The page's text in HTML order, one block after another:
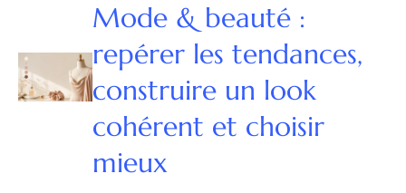
Mode & beauté :
repérer les tendances,
construire un look
cohérent et choisir
mieux